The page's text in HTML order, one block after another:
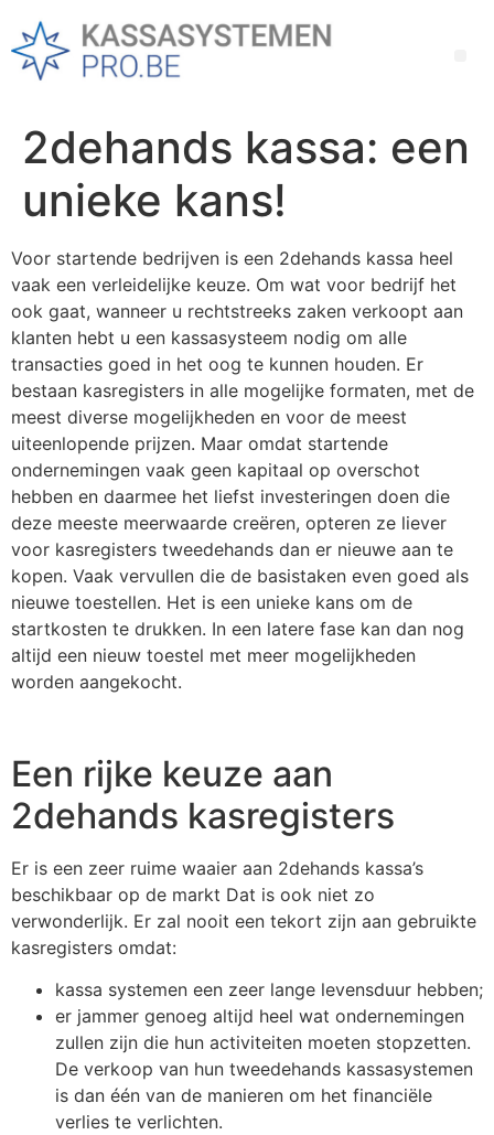
2dehands kassa: een
unieke kans!
Voor startende bedrijven is een 2dehands kassa heel
vaak een verleidelijke keuze. Om wat voor bedrijf het
ook gaat, wanneer u rechtstreeks zaken verkoopt aan
klanten hebt u een kassasysteem nodig om alle
transacties goed in het oog te kunnen houden. Er
bestaan kasregisters in alle mogelijke formaten, met de
meest diverse mogelijkheden en voor de meest
uiteenlopende prijzen. Maar omdat startende
ondernemingen vaak geen kapitaal op overschot
hebben en daarmee het liefst investeringen doen die
deze meeste meerwaarde creëren, opteren ze liever
voor kasregisters tweedehands dan er nieuwe aan te
kopen. Vaak vervullen die de basistaken even goed als
nieuwe toestellen. Het is een unieke kans om de
startkosten te drukken. In een latere fase kan dan nog
altijd een nieuw toestel met meer mogelijkheden
worden aangekocht.
Een rijke keuze aan
2dehands kasregisters
Er is een zeer ruime waaier aan 2dehands kassa’s
beschikbaar op de markt Dat is ook niet zo
verwonderlijk. Er zal nooit een tekort zijn aan gebruikte
kasregisters omdat:
kassa systemen een zeer lange levensduur hebben;
er jammer genoeg altijd heel wat ondernemingen
zullen zijn die hun activiteiten moeten stopzetten.
De verkoop van hun tweedehands kassasystemen
is dan één van de manieren om het financiële
verlies te verlichten.